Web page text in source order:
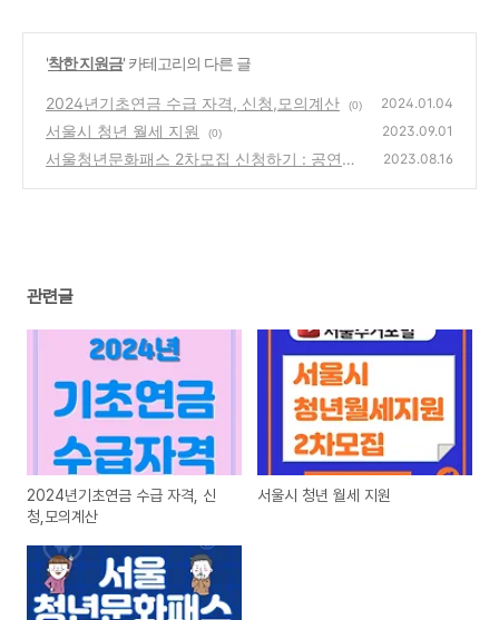
'착한 지원금' 카테고리의 다른 글
2024년기초연금 수급 자격, 신청,모의계산 (0) 2024.01.04
서울시 청년 월세 지원 (0) 2023.09.01
서울청년문화패스 2차모집 신청하기 : 공연관
2023.08.16
관련글
2024년기초연금 수급 자격, 신
청,모의계산
서울시 청년 월세 지원